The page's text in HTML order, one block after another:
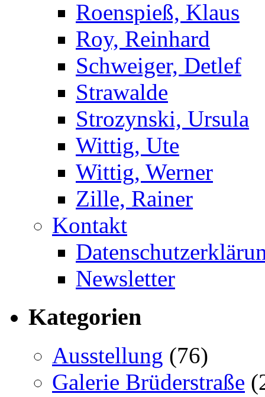
Roenspieß, Klaus
Roy, Reinhard
Schweiger, Detlef
Strawalde
Strozynski, Ursula
Wittig, Ute
Wittig, Werner
Zille, Rainer
Kontakt
Newsletter
Kategorien
Ausstellung (76)
Galerie Brüderstraße